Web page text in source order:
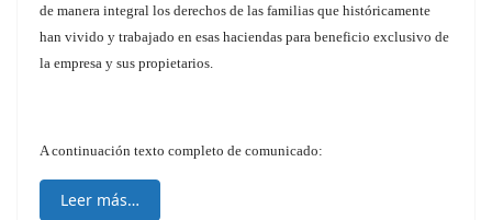
de manera integral los derechos de las familias que históricamente
han vivido y trabajado en esas haciendas para beneficio exclusivo de
la empresa y sus propietarios.
A continuación texto completo de comunicado:
Leer más…